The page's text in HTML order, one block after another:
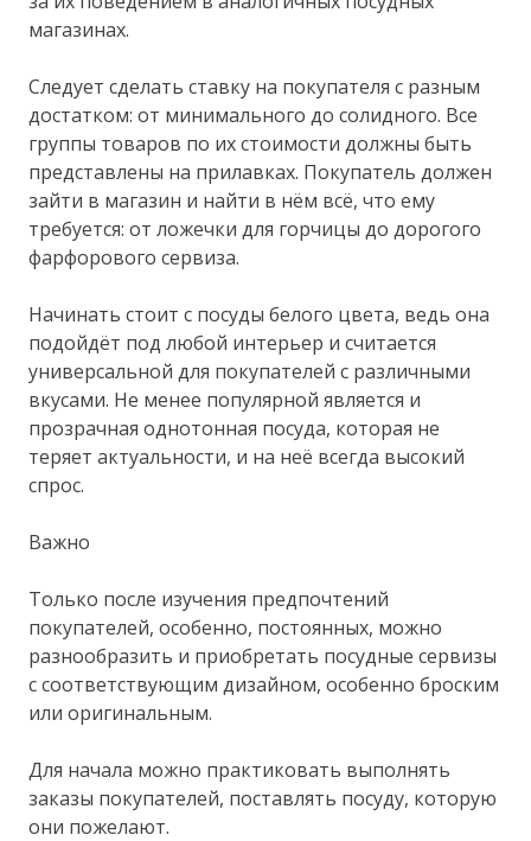
магазинах.
Следует сделать ставку на покупателя с разным
достатком: от минимального до солидного. Все
группы товаров по их стоимости должны быть
представлены на прилавках. Покупатель должен
зайти в магазин и найти в нём всё, что ему
требуется: от ложечки для горчицы до дорогого
фарфорового сервиза.
Начинать стоит с посуды белого цвета, ведь она
подойдёт под любой интерьер и считается
универсальной для покупателей с различными
вкусами. Не менее популярной является и
прозрачная однотонная посуда, которая не
теряет актуальности, и на неё всегда высокий
спрос.
Важно
Только после изучения предпочтений
покупателей, особенно, постоянных, можно
разнообразить и приобретать посудные сервизы
с соответствующим дизайном, особенно броским
или оригинальным.
Для начала можно практиковать выполнять
заказы покупателей, поставлять посуду, которую
они пожелают.